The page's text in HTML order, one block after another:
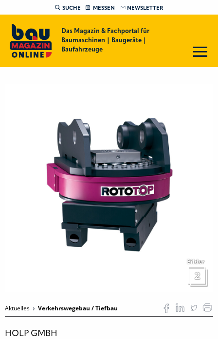
SUCHE MESSEN NEWSLETTER
Das Magazin & Fachportal für
Baumaschinen | Baugeräte |
Baufahrzeuge
Bilder
2
Aktuelles Verkehrswegebau / Tiefbau
HOLP GMBH